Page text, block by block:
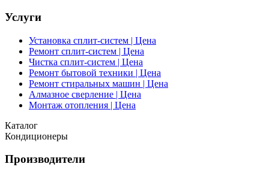
Услуги
Установка сплит-систем | Цена
Ремонт сплит-систем | Цена
Чистка сплит-систем | Цена
Ремонт бытовой техники | Цена
Ремонт стиральных машин | Цена
Алмазное сверление | Цена
Монтаж отопления | Цена
Каталог
Кондиционеры
Производители